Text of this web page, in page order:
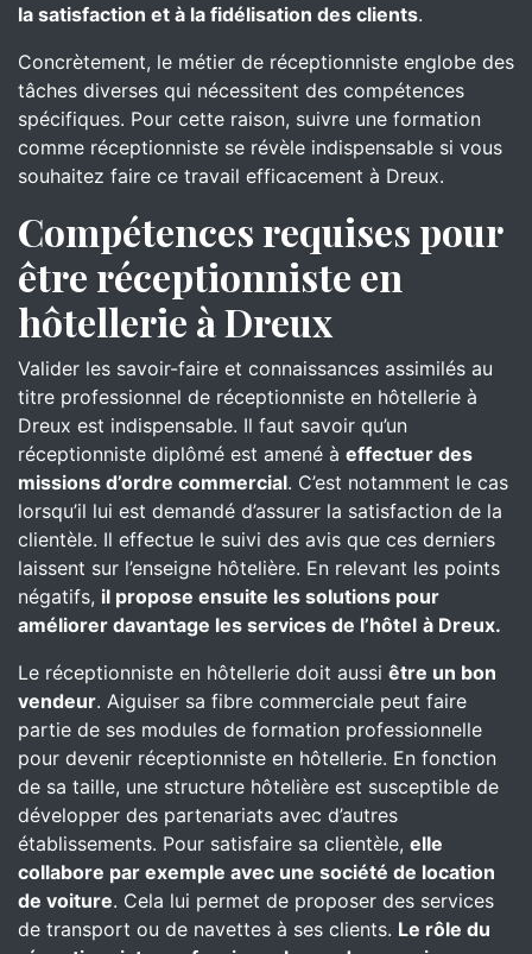
la satisfaction et à la fidélisation des clients.
Concrètement, le métier de réceptionniste englobe des
tâches diverses qui nécessitent des compétences
spécifiques. Pour cette raison, suivre une formation
comme réceptionniste se révèle indispensable si vous
souhaitez faire ce travail efficacement à Dreux.
Compétences requises pour
être réceptionniste en
hôtellerie à Dreux
Valider les savoir-faire et connaissances assimilés au
titre professionnel de réceptionniste en hôtellerie à
Dreux est indispensable. Il faut savoir qu’un
réceptionniste diplômé est amené à effectuer des
missions d’ordre commercial. C’est notamment le cas
lorsqu’il lui est demandé d’assurer la satisfaction de la
clientèle. Il effectue le suivi des avis que ces derniers
laissent sur l’enseigne hôtelière. En relevant les points
négatifs, il propose ensuite les solutions pour
améliorer davantage les services de l’hôtel à Dreux.
Le réceptionniste en hôtellerie doit aussi être un bon
vendeur. Aiguiser sa fibre commerciale peut faire
partie de ses modules de formation professionnelle
pour devenir réceptionniste en hôtellerie. En fonction
de sa taille, une structure hôtelière est susceptible de
développer des partenariats avec d’autres
établissements. Pour satisfaire sa clientèle, elle
collabore par exemple avec une société de location
de voiture. Cela lui permet de proposer des services
de transport ou de navettes à ses clients. Le rôle du